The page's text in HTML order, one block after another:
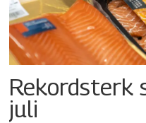
Rekordsterk
juli